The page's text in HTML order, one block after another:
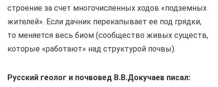
строение за счет многочисленных ходов «подземных
жителей». Если дачник перекапывает ее под грядки,
то меняется весь биом (сообщество живых существ,
которые «работают» над структурой почвы).
Русский геолог и почвовед В.В.Докучаев писал: